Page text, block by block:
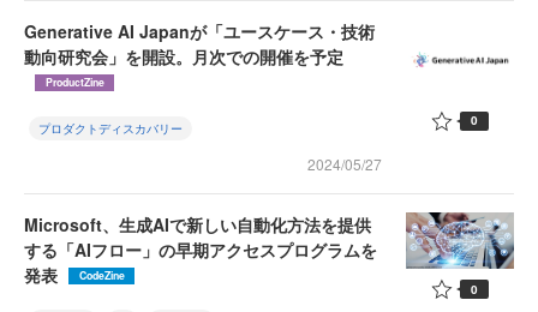
Generative AI Japanが「ユースケース・技術
動向研究会」を開設。月次での開催を予定
ProductZine
プロダクトディスカバリー
2024/05/27
0
Microsoft、生成AIで新しい自動化方法を提供
する「AIフロー」の早期アクセスプログラムを
発表
CodeZine
0